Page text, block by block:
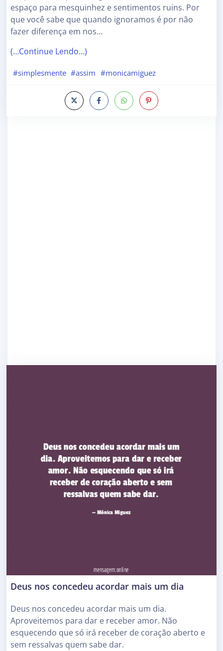
espaço para mesquinhez e sentimentos ruins. Por
que você sabe que quando ignoramos é por não
fazer diferença em nos…
(…Continue Lendo…)
#simplesmente #assim #monicamiguez
Deus nos concedeu acordar mais um dia
Deus nos concedeu acordar mais um dia.
Aproveitemos para dar e receber amor. Não
esquecendo que só irá receber de coração aberto e
sem ressalvas quem sabe dar.